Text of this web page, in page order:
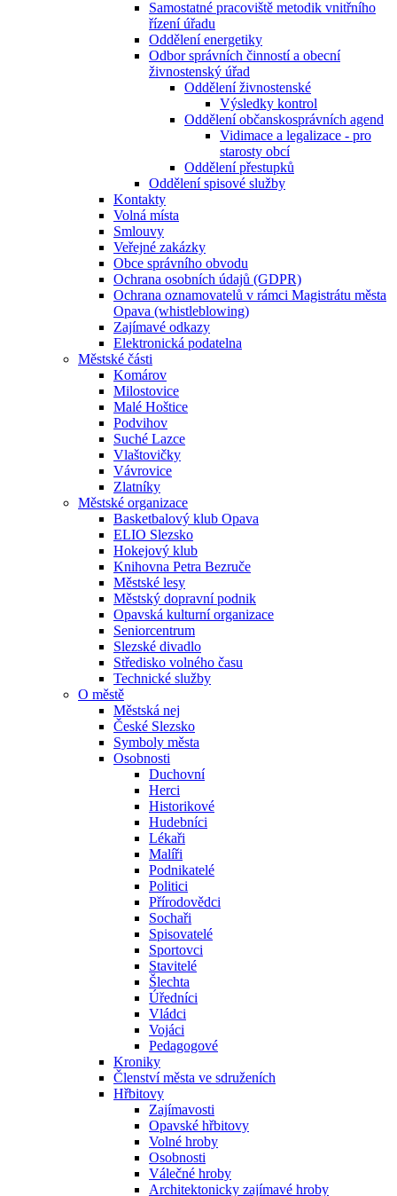
Samostatné pracoviště metodik vnitřního
řízení úřadu
Oddělení energetiky
Odbor správních činností a obecní
živnostenský úřad
Oddělení živnostenské
Výsledky kontrol
Oddělení občanskosprávních agend
Vidimace a legalizace - pro
starosty obcí
Oddělení přestupků
Oddělení spisové služby
Kontakty
Volná místa
Smlouvy
Veřejné zakázky
Obce správního obvodu
Ochrana osobních údajů (GDPR)
Ochrana oznamovatelů v rámci Magistrátu města
Opava (whistleblowing)
Zajímavé odkazy
Elektronická podatelna
Městské části
Komárov
Milostovice
Malé Hoštice
Podvihov
Suché Lazce
Vlaštovičky
Vávrovice
Zlatníky
Městské organizace
Basketbalový klub Opava
ELIO Slezsko
Hokejový klub
Knihovna Petra Bezruče
Městské lesy
Městský dopravní podnik
Opavská kulturní organizace
Seniorcentrum
Slezské divadlo
Středisko volného času
Technické služby
O městě
Městská nej
České Slezsko
Symboly města
Osobnosti
Duchovní
Herci
Historikové
Hudebníci
Lékaři
Malíři
Podnikatelé
Politici
Přírodovědci
Sochaři
Spisovatelé
Sportovci
Stavitelé
Šlechta
Úředníci
Vládci
Vojáci
Pedagogové
Kroniky
Členství města ve sdruženích
Hřbitovy
Zajímavosti
Opavské hřbitovy
Volné hroby
Osobnosti
Válečné hroby
Architektonicky zajímavé hroby